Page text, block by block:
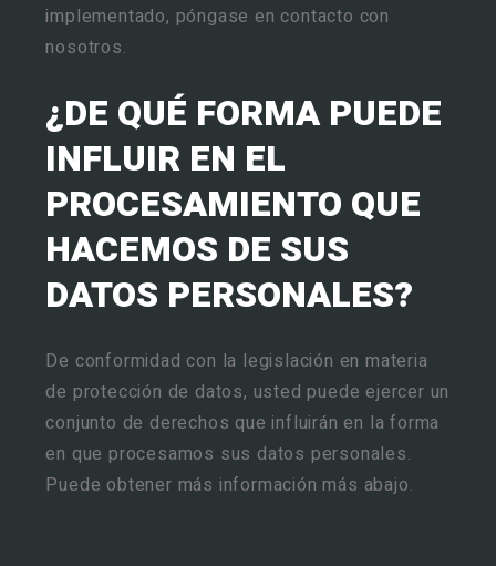
implementado, póngase en contacto con
nosotros.
¿DE QUÉ FORMA PUEDE
INFLUIR EN EL
PROCESAMIENTO QUE
HACEMOS DE SUS
DATOS PERSONALES?
De conformidad con la legislación en materia
de protección de datos, usted puede ejercer un
conjunto de derechos que influirán en la forma
en que procesamos sus datos personales.
Puede obtener más información más abajo.